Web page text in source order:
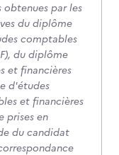
obtenues par les
du diplôme
comptables
du diplôme
et financières
d'études
et financières
prises en
du candidat